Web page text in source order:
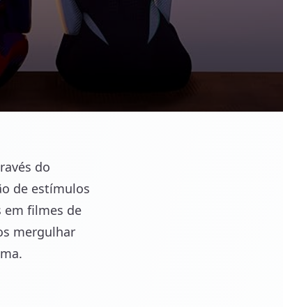
do
de estímulos
em filmes de
mergulhar